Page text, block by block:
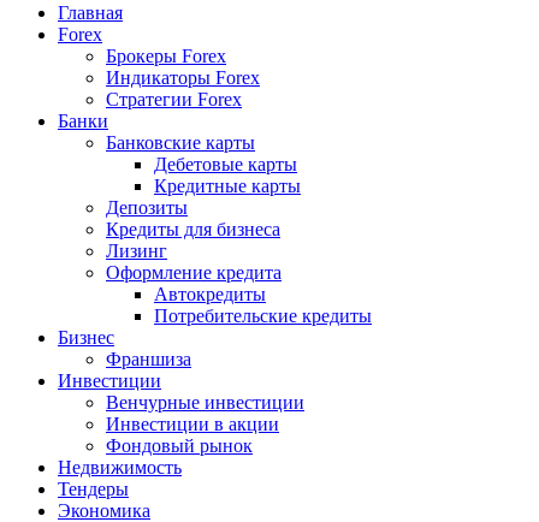
Главная
Forex
Брокеры Forex
Индикаторы Forex
Стратегии Forex
Банки
Банковские карты
Дебетовые карты
Кредитные карты
Депозиты
Кредиты для бизнеса
Лизинг
Оформление кредита
Автокредиты
Потребительские кредиты
Бизнес
Франшиза
Инвестиции
Венчурные инвестиции
Инвестиции в акции
Фондовый рынок
Недвижимость
Тендеры
Экономика